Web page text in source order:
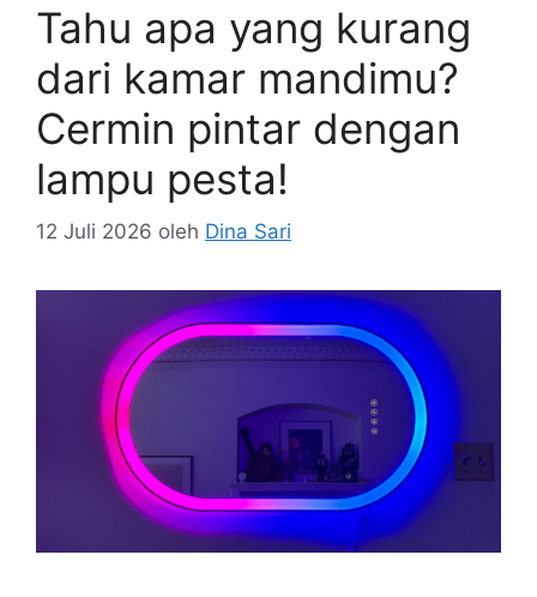
Tahu apa yang kurang
dari kamar mandimu?
Cermin pintar dengan
lampu pesta!
12 Juli 2026 oleh Dina Sari